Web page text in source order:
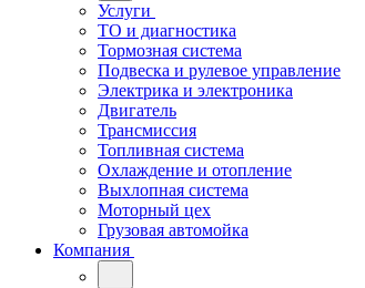
Услуги
ТО и диагностика
Тормозная система
Подвеска и рулевое управление
Электрика и электроника
Двигатель
Трансмиссия
Топливная система
Охлаждение и отопление
Выхлопная система
Моторный цех
Грузовая автомойка
Компания